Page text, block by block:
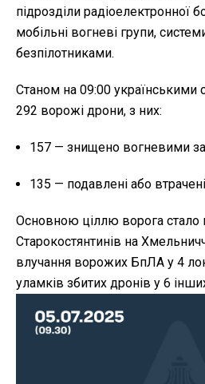
підрозділи радіоелектронної
мобільні вогневі групи,
безпілотниками.
Станом на 09:00
292 ворожі дрони, з них:
157 — знищено вогневими
135 — подавлені або
Основною ціллю ворога стало
Старокостянтинів на
влучання ворожих БпЛА у 4
уламків збитих дронів у 6